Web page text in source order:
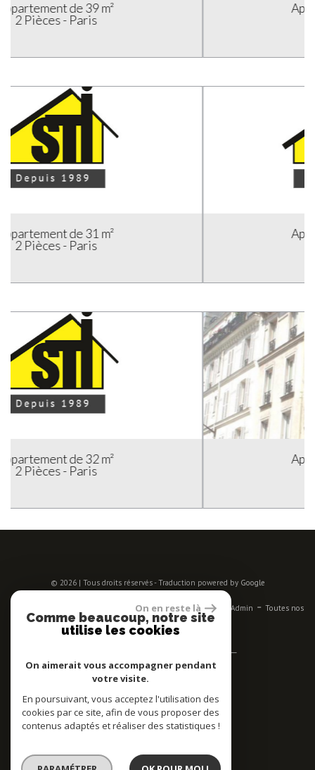
Appartement de 33 m²
Appartement de 33 m²
Appartement de 35 m²
© 2026 | Tous droits réservés - Traduction powered by Google
Nos honoraires-Liens Admin - Toutes nos
annonces
Espace propriétaires
Adhérent
On en reste là
Comme beaucoup, notre site
utilise les cookies
On aimerait vous accompagner pendant
votre visite.
En poursuivant, vous acceptez l'utilisation des
cookies par ce site, afin de vous proposer des
contenus adaptés et réaliser des statistiques !